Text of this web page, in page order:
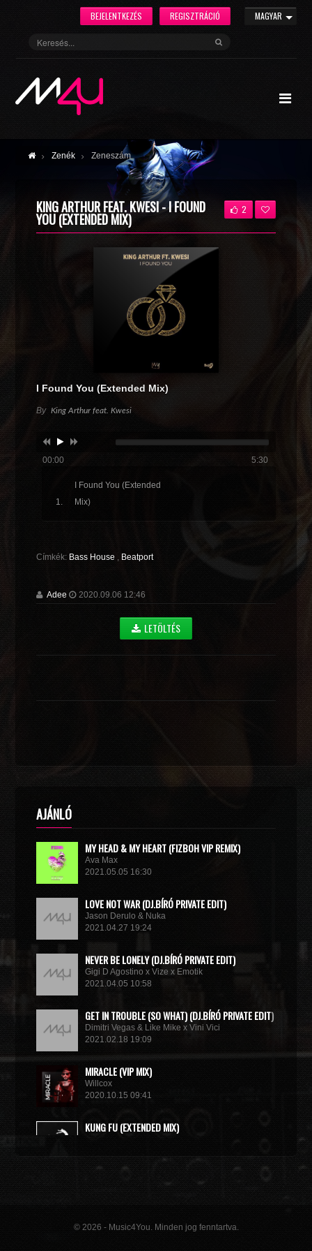
MAGYAR
REGISZTRÁCIÓ
BEJELENTKEZÉS
Zenék Zeneszám
KING ARTHUR FEAT. KWESI - I FOUND
YOU (EXTENDED MIX)
2
I Found You (Extended Mix)
By King Arthur feat. Kwesi
00:00 5:30
I Found You (Extended
Mix)
Címkék: Bass House , Beatport
Adee 2020.09.06 12:46
LETÖLTÉS
AJÁNLÓ
MY HEAD & MY HEART (FIZBOH VIP REMIX)
Ava Max
2021.05.05 16:30
LOVE NOT WAR (DJ.BÍRÓ PRIVATE EDIT)
Jason Derulo & Nuka
2021.04.27 19:24
NEVER BE LONELY (DJ.BÍRÓ PRIVATE EDIT)
Gigi D Agostino x Vize x Emotik
2021.04.05 10:58
GET IN TROUBLE (SO WHAT) (DJ.BÍRÓ PRIVATE EDIT)
Dimitri Vegas & Like Mike x Vini Vici
2021.02.18 19:09
MIRACLE (VIP MIX)
Willcox
2020.10.15 09:41
KUNG FU (EXTENDED MIX)
© 2026 - Music4You. Minden jog fenntartva.